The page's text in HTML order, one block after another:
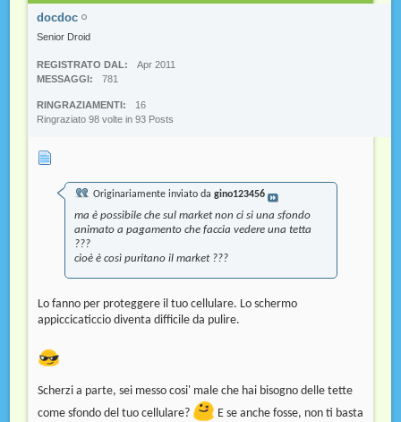
docdoc
Senior Droid
REGISTRATO DAL
Apr 2011
MESSAGGI
781
RINGRAZIAMENTI
16
Ringraziato 98 volte in 93 Posts
Originariamente inviato dagino123456
ma è possibile che sul market non ci si una sfondo
animato a pagamento che faccia vedere una tetta
???
cioè è così puritano il market ???
Lo fanno per proteggere il tuo cellulare. Lo schermo
appiccicaticcio diventa difficile da pulire.
Scherzi a parte, sei messo cosi' male che hai bisogno delle tette
come sfondo del tuo cellulare?
E se anche fosse, non ti basta